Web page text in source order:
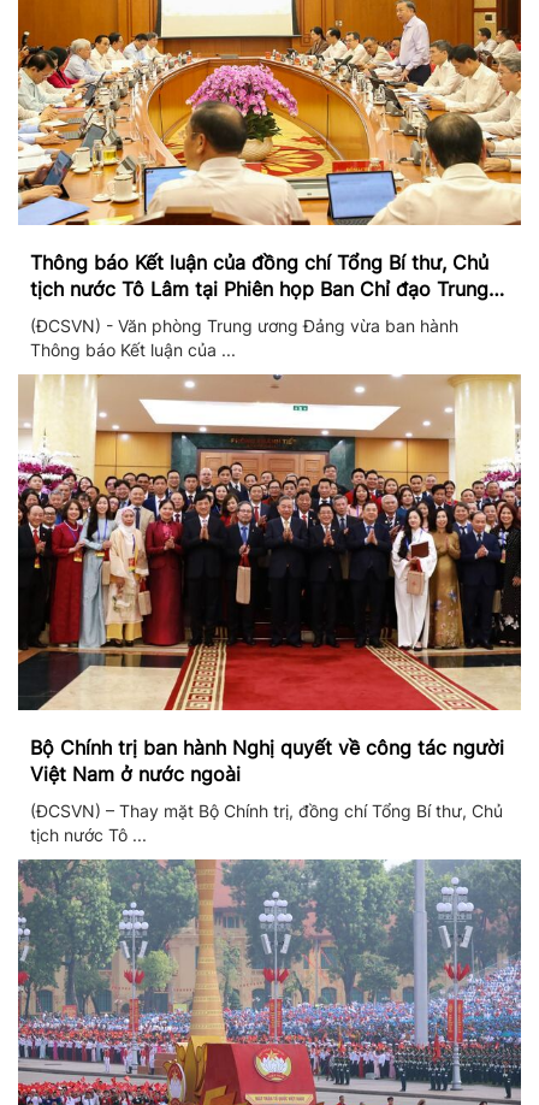
Thông báo Kết luận của đồng chí Tổng Bí thư, Chủ
tịch nước Tô Lâm tại Phiên họp Ban Chỉ đạo Trung
ương thực hiện Nghị quyết 57
(ĐCSVN) - Văn phòng Trung ương Đảng vừa ban hành
Thông báo Kết luận của ...
Bộ Chính trị ban hành Nghị quyết về công tác người
Việt Nam ở nước ngoài
(ĐCSVN) – Thay mặt Bộ Chính trị, đồng chí Tổng Bí thư, Chủ
tịch nước Tô ...